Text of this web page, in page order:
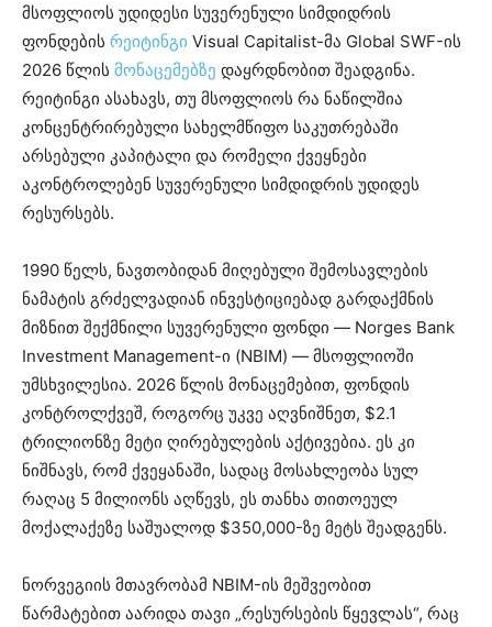
მსოფლიოს უდიდესი სუვერენული სიმდიდრის
ფონდების რეიტინგი Visual Capitalist-მა Global SWF-ის
2026 წლის მონაცემებზე დაყრდნობით შეადგინა.
რეიტინგი ასახავს, თუ მსოფლიოს რა ნაწილშია
კონცენტრირებული სახელმწიფო საკუთრებაში
არსებული კაპიტალი და რომელი ქვეყნები
აკონტროლებენ სუვერენული სიმდიდრის უდიდეს
რესურსებს.
1990 წელს, ნავთობიდან მიღებული შემოსავლების
ნამატის გრძელვადიან ინვესტიციებად გარდაქმნის
მიზნით შექმნილი სუვერენული ფონდი — Norges Bank
Investment Management-ი (NBIM) — მსოფლიოში
უმსხვილესია. 2026 წლის მონაცემებით, ფონდის
კონტროლქვეშ, როგორც უკვე აღვნიშნეთ, $2.1
ტრილიონზე მეტი ღირებულების აქტივებია. ეს კი
ნიშნავს, რომ ქვეყანაში, სადაც მოსახლეობა სულ
რაღაც 5 მილიონს აღწევს, ეს თანხა თითოეულ
მოქალაქეზე საშუალოდ $350,000-ზე მეტს შეადგენს.
ნორვეგიის მთავრობამ NBIM-ის მეშვეობით
წარმატებით აარიდა თავი „რესურსების წყევლას“, რაც